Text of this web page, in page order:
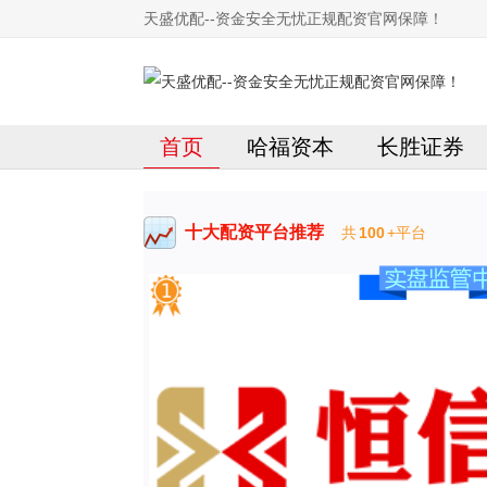
天盛优配--资金安全无忧正规配资官网保障！
首页 哈福资本 长胜证券
十大配资平台推荐 共100+平台